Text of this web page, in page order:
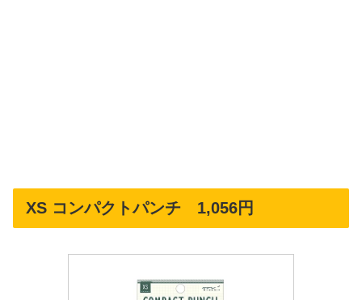
XS コンパクトパンチ 1,056円